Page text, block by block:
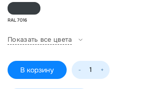
RAL 7016
Показать все цвета
В корзину - +